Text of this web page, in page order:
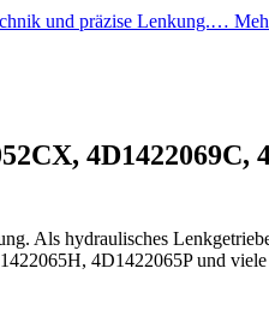
und präzise Lenkung.…
4D1422069C,
Als hydraulisches
4D1422065P und